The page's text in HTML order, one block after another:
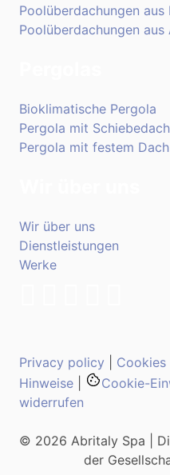
Poolüberdachungen aus
Poolüberdachungen aus
Bioklimatische Pergola
Pergola mit Schiebedach
Pergola mit festem Dach
Wir über uns
Dienstleistungen
Werke
Privacy policy
Hinweise
Cookie-
widerrufen
© 2026 Abritaly Spa |
der